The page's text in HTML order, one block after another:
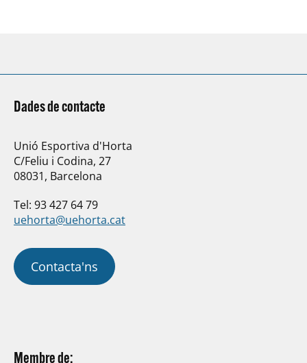
Dades de contacte
Unió Esportiva d'Horta
C/Feliu i Codina, 27
08031, Barcelona
Tel: 93 427 64 79
uehorta@uehorta.cat
Contacta'ns
Membre de: